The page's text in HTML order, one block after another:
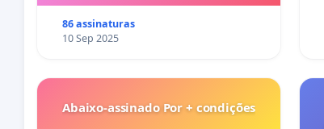
86 assinaturas
10 Sep 2025
Abaixo-assinado Por + condições